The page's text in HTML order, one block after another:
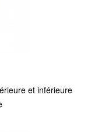
et inférieure